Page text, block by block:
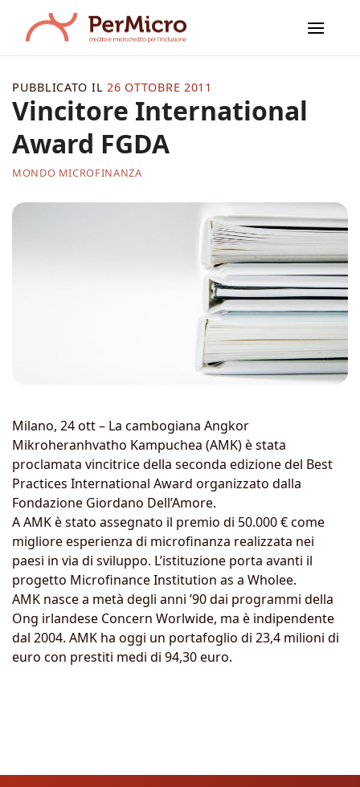
contenuti
MONDO MICROFINANZA
Vincitore International
Award FGDA
PUBBLICATO IL26 OTTOBRE 2011
Milano, 24 ott – La cambogiana Angkor
Mikroheranhvatho Kampuchea (AMK) è stata
proclamata vincitrice della seconda edizione del Best
Practices International Award organizzato dalla
Fondazione Giordano Dell’Amore.
A AMK è stato assegnato il premio di 50.000 € come
migliore esperienza di microfinanza realizzata nei
paesi in via di sviluppo. L’istituzione porta avanti il
progetto Microfinance Institution as a Wholee.
AMK nasce a metà degli anni ’90 dai programmi della
Ong irlandese Concern Worlwide, ma è indipendente
dal 2004. AMK ha oggi un portafoglio di 23,4 milioni di
euro con prestiti medi di 94,30 euro.